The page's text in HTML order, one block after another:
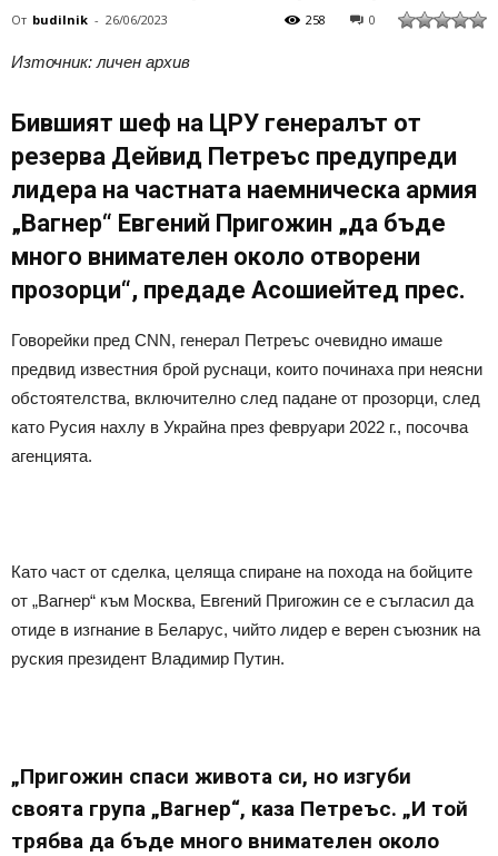
От budilnik - 26/06/2023 0
258
Източник: личен архив
Бившият шеф на ЦРУ генералът от
резерва Дейвид Петреъс предупреди
лидера на частната наемническа армия
„Вагнер“ Евгений Пригожин „да бъде
много внимателен около отворени
прозорци“, предаде Асошиейтед прес.
Говорейки пред CNN, генерал Петреъс очевидно имаше
предвид известния брой руснаци, които починаха при неясни
обстоятелства, включително след падане от прозорци, след
като Русия нахлу в Украйна през февруари 2022 г., посочва
агенцията.
Като част от сделка, целяща спиране на похода на бойците
от „Вагнер“ към Москва, Евгений Пригожин се е съгласил да
отиде в изгнание в Беларус, чийто лидер е верен съюзник на
руския президент Владимир Путин.
„Пригожин спаси живота си, но изгуби
своята група „Вагнер“, каза Петреъс. „И той
трябва да бъде много внимателен около